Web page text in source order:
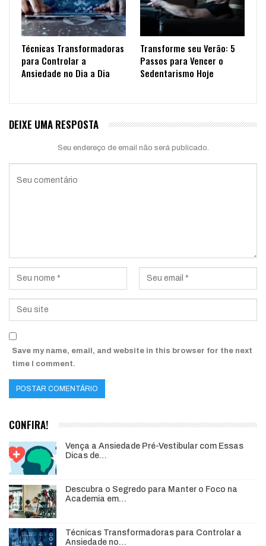
Técnicas Transformadoras
para Controlar a
Ansiedade no Dia a Dia
Transforme seu Verão: 5
Passos para Vencer o
Sedentarismo Hoje
DEIXE UMA RESPOSTA
Seu endereço de email não será publicado.
Save my name, email, and website in this browser for the next
time I comment.
CONFIRA!
Vença a Ansiedade Pré-Vestibular com Essas
Dicas de…
Descubra o Segredo para Manter o Foco na
Academia em…
Técnicas Transformadoras para Controlar a
Ansiedade no…